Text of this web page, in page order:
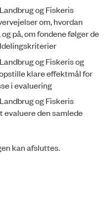
og Fiskeris
om, hvordan
på, om fondene følger de
og Fiskeris og
klare effektmål for
i evaluering
og Fiskeris
evaluere den samlede
kan afsluttes.